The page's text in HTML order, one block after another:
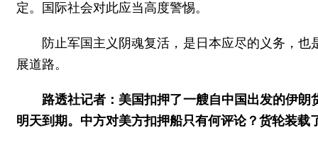
定。国际社会对此应当高度警惕。
防止军国主义阴魂复活，是日本应尽的义务，
展道路。
路透社记者：美国扣押了一艘自中国出发的伊
明天到期。中方对美方扣押船只有何评论？货轮装